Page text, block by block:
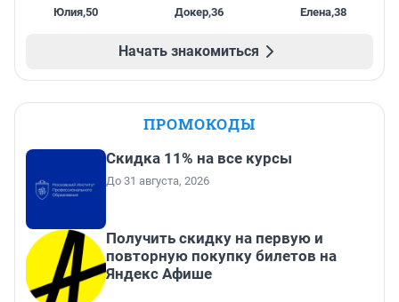
Юлия,50 Докер,36 Елена,38
Начать знакомиться
ПРОМОКОДЫ
Скидка 11% на все курсы
До 31 августа, 2026
Получить скидку на первую и
повторную покупку билетов на
Яндекс Афише